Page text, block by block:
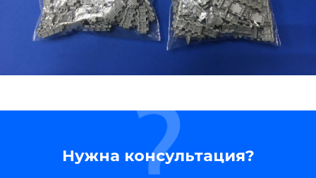
Нужна консультация?